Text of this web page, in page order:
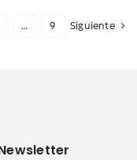
… 9 Siguiente